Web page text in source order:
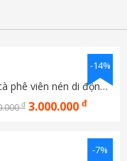
Máy pha cà phê viên nén di động Xiaomi Mijia
đ 3.000.000đ
-14%
-7%